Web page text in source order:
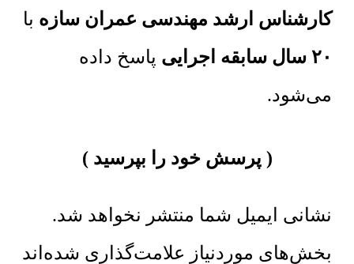
کارشناس ارشد مهندسی عمران سازه با
۲۰ سال سابقه اجرایی
پاسخ داده
می‌شود.
پرسش خود را بپرسید
نشانی ایمیل شما منتشر نخواهد شد.
بخش‌های موردنیاز علامت‌گذاری شده‌اند